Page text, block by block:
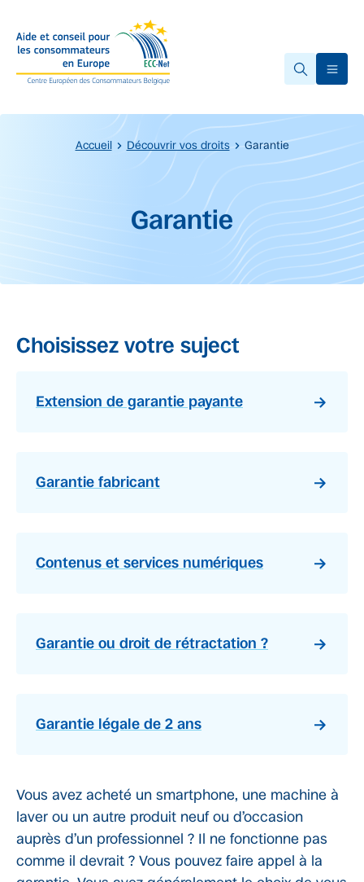
Accueil Découvrir vos droits Garantie
Début du contenu principal.
Garantie
Choisissez votre suject
Extension de garantie payante
Garantie fabricant
Contenus et services numériques
Garantie ou droit de rétractation ?
Garantie légale de 2 ans
Vous avez acheté un smartphone, une machine à
laver ou un autre produit neuf ou d’occasion
auprès d’un professionnel ? Il ne fonctionne pas
comme il devrait ? Vous pouvez faire appel à la